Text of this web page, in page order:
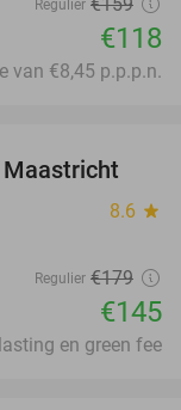
Regulier
€118
van €8,45 p.p.p.n.
19%
8.6 star
Regulier €179
€145
en green fee